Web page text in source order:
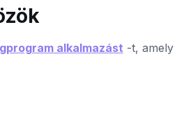
alkalmazást -t, amely